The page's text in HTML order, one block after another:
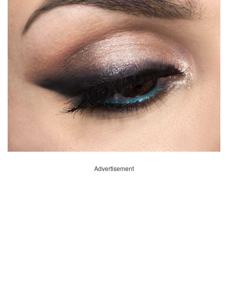
Advertisement